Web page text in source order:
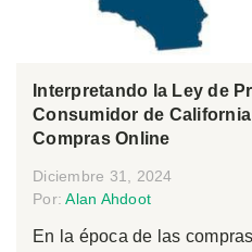
Interpretando la Ley de
Consumidor de
Compras Online
Diciembre 31, 2024
Por:Alan Ahdoot
En la época de las